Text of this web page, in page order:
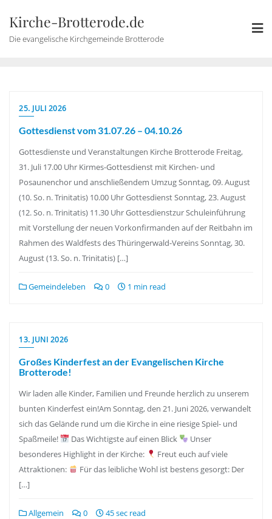
content
Kirche-Brotterode.de
Die evangelische Kirchgemeinde Brotterode
25. JULI 2026
Gottesdienst vom 31.07.26 – 04.10.26
Gottesdienste und Veranstaltungen Kirche Brotterode Freitag,
31. Juli 17.00 Uhr Kirmes-Gottesdienst mit Kirchen- und
Posaunenchor und anschließendem Umzug Sonntag, 09. August
(10. So. n. Trinitatis) 10.00 Uhr Gottesdienst Sonntag, 23. August
(12. So. n. Trinitatis) 11.30 Uhr Gottesdienstzur Schuleinführung
mit Vorstellung der neuen Vorkonfirmanden auf der Reitbahn im
Rahmen des Waldfests des Thüringerwald-Vereins Sonntag, 30.
August (13. So. n. Trinitatis) […]
Gemeindeleben 0 1 min read
13. JUNI 2026
Großes Kinderfest an der Evangelischen Kirche
Brotterode!
Wir laden alle Kinder, Familien und Freunde herzlich zu unserem
bunten Kinderfest ein!Am Sonntag, den 21. Juni 2026, verwandelt
sich das Gelände rund um die Kirche in eine riesige Spiel- und
Spaßmeile!
Das Wichtigste auf einen Blick
Unser
besonderes Highlight in der Kirche:
Freut euch auf viele
Attraktionen:
Für das leibliche Wohl ist bestens gesorgt: Der
[…]
Allgemein 0 45 sec read